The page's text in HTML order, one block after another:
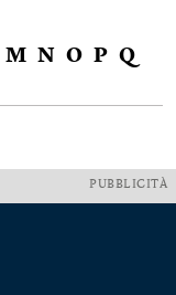
M N O P Q
PUBBLICITÀ